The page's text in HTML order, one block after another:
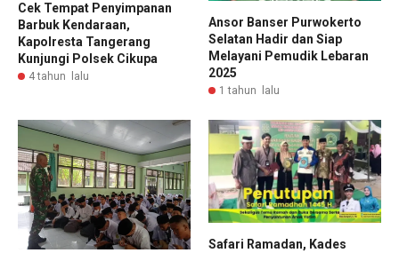
Cek Tempat Penyimpanan
Barbuk Kendaraan,
Kapolresta Tangerang
Kunjungi Polsek Cikupa
4 tahun lalu
Ansor Banser Purwokerto
Selatan Hadir dan Siap
Melayani Pemudik Lebaran
2025
1 tahun lalu
Safari Ramadan, Kades